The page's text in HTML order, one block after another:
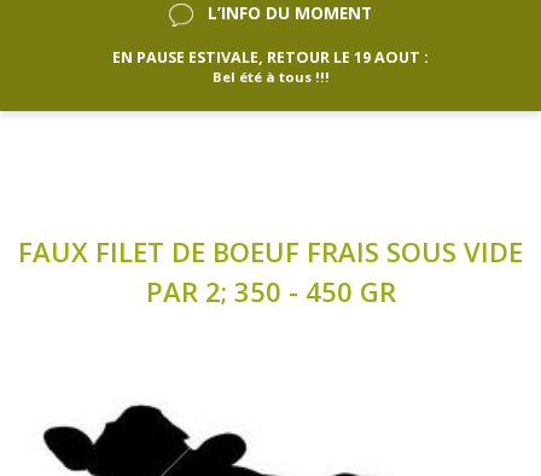
L’INFO DU MOMENT
EN PAUSE ESTIVALE, RETOUR LE 19 AOUT :
Bel été à tous !!!
FAUX FILET DE BOEUF FRAIS SOUS VIDE
PAR 2; 350 - 450 GR